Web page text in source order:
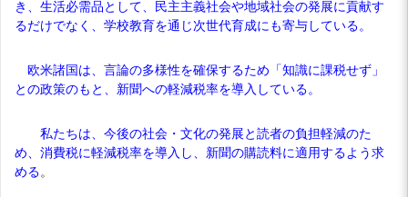
き、生活必需品として、民主主義社会や地域社会の発展に貢献す
るだけでなく、学校教育を通じ次世代育成にも寄与している。
欧米諸国は、言論の多様性を確保するため「知識に課税せず」
との政策のもと、新聞への軽減税率を導入している。
私たちは、今後の社会・文化の発展と読者の負担軽減のた
め、消費税に軽減税率を導入し、新聞の購読料に適用するよう求
める。